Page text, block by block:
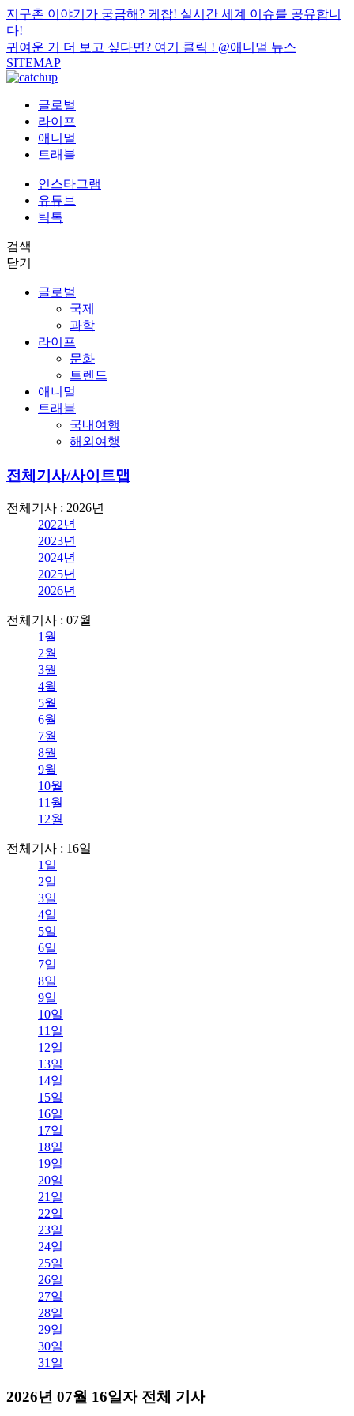
지구촌 이야기가 궁금해? 케찹! 실시간 세계 이슈를 공유합니
다!
귀여운 거 더 보고 싶다면? 여기 클릭 ! @애니멀 뉴스
SITEMAP
글로벌
라이프
애니멀
트래블
인스타그램
유튜브
틱톡
검색
닫기
글로벌
국제
과학
라이프
문화
트렌드
애니멀
트래블
국내여행
해외여행
전체기사/사이트맵
전체기사 : 2026년
2022년
2023년
2024년
2025년
2026년
전체기사 : 07월
1월
2월
3월
4월
5월
6월
7월
8월
9월
10월
11월
12월
전체기사 : 16일
1일
2일
3일
4일
5일
6일
7일
8일
9일
10일
11일
12일
13일
14일
15일
16일
17일
18일
19일
20일
21일
22일
23일
24일
25일
26일
27일
28일
29일
30일
31일
2026년 07월 16일자 전체 기사